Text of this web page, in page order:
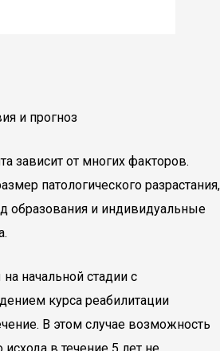
и прогноз
зависит от многих факторов.
патологического разрастания,
образования и индивидуальные
начальной стадии с
курса реабилитации
В этом случае возможность